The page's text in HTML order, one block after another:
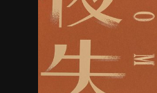
預告 劇照